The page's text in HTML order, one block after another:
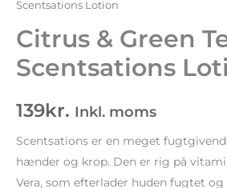
Scentsations Lotion
Citrus & Green
Scentsations
139kr. Inkl. moms
Scentsations er en meget
hænder og krop. Den er rig på
Vera, som efterlader huden fugtet og